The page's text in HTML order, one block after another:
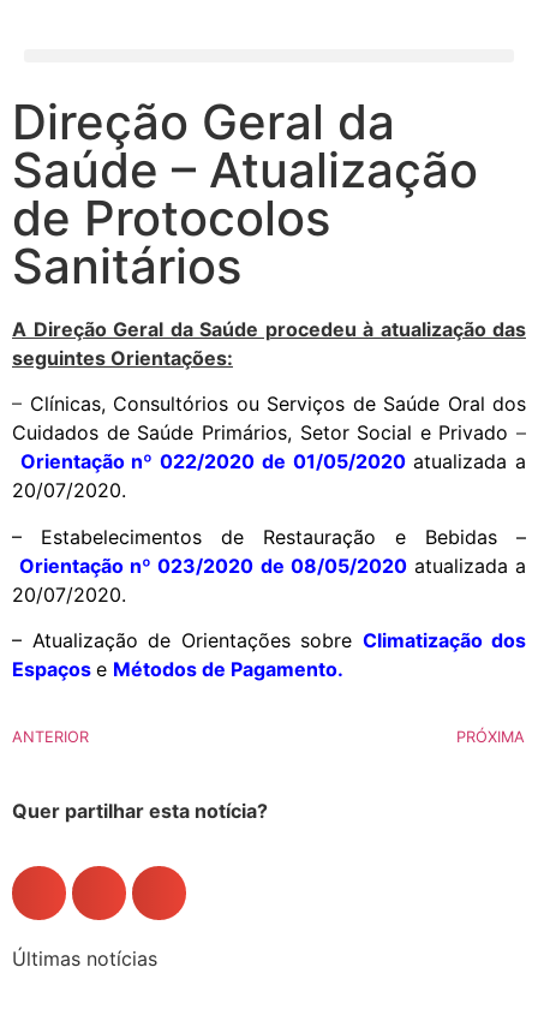
Direção Geral da
Saúde – Atualização
de Protocolos
Sanitários
A Direção Geral da Saúde procedeu à atualização das
seguintes Orientações:
– Clínicas, Consultórios ou Serviços de Saúde Oral dos
Cuidados de Saúde Primários, Setor Social e Privado –
Orientação nº 022/2020 de 01/05/2020atualizada a
20/07/2020.
– Estabelecimentos de Restauração e Bebidas –
Orientação nº 023/2020 de 08/05/2020 atualizada a
20/07/2020.
– Atualização de Orientações sobre Climatização dos
Espaços e Métodos de Pagamento.
ANTERIOR PRÓXIMA
Quer partilhar esta notícia?
Últimas notícias